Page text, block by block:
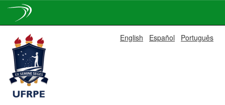
navigation
English Español Português